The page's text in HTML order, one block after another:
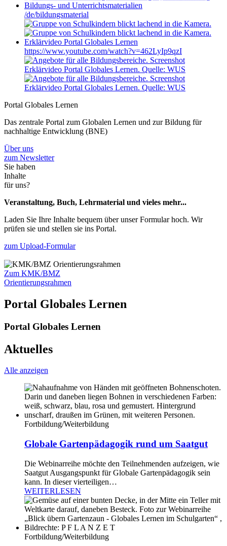
Bildungs- und Unterrichtsmaterialien
/de/bildungsmaterial
Erklärvideo Portal Globales Lernen
https://www.youtube.com/watch?v=462LyIp9qzI
Portal Globales Lernen
Das zentrale Portal zum Globalen Lernen und zur Bildung für
nachhaltige Entwicklung (BNE)
Über uns
zum Newsletter
Sie haben
Inhalte
für uns?
Veranstaltung, Buch, Lehrmaterial und vieles mehr...
Laden Sie Ihre Inhalte bequem über unser Formular hoch. Wir
prüfen sie und stellen sie ins Portal.
zum Upload-Formular
Zum KMK/BMZ
Orientierungsrahmen
Portal Globales Lernen
Portal Globales Lernen
Aktuelles
Alle anzeigen
Fortbildung/Weiterbildung
Globale Gartenpädagogik rund um Saatgut
Die Webinarreihe möchte den Teilnehmenden aufzeigen, wie
Saatgut Ausgangspunkt für Globale Gartenpädagogik sein
kann. In dieser vierteiligen…
WEITERLESEN
Fortbildung/Weiterbildung